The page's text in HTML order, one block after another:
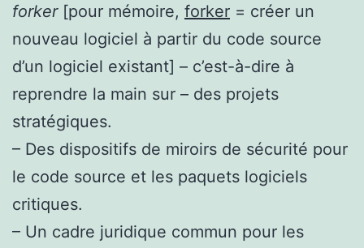
forker[pour mémoire, forker = créer un
nouveau logiciel à partir du code source
d’un logiciel existant] – c’est-à-dire à
reprendre la main sur – des projets
stratégiques.
– Des dispositifs de miroirs de sécurité pour
le code source et les paquets logiciels
critiques.
– Un cadre juridique commun pour les